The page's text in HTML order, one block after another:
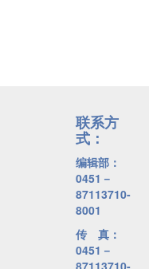
联系方
式：
编辑部：
0451－
87113710-
8001
传 真：
0451－
87113710-